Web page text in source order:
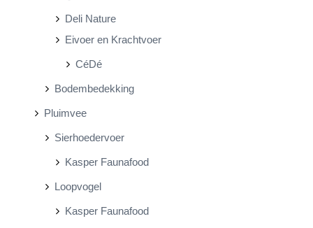
Deli Nature
Eivoer en Krachtvoer
CéDé
Bodembedekking
Pluimvee
Sierhoedervoer
Kasper Faunafood
Loopvogel
Kasper Faunafood